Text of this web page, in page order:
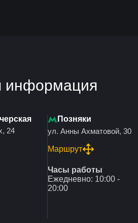
информация
24
Позняки
ул. Анны Ахматовой, 30
Маршрут
Часы работы
Ежедневно: 10:00 -
20:00